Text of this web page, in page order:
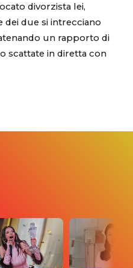
divorzista lei,
dei due si intrecciano
un rapporto di
scattate in diretta con